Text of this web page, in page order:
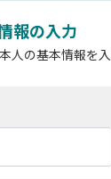
報の入力
人の基本情報を